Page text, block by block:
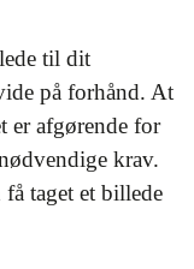
til dit
på forhånd. At
er afgørende for
krav.
taget et billede